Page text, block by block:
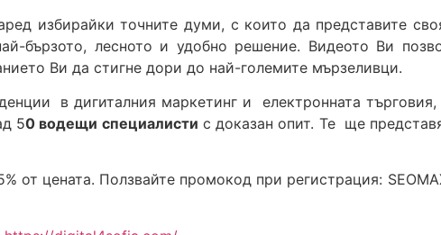
избирайки точните думи, с които да представите
бързото, лесното и удобно решение. Видеото Ви
Ви да стигне дори до най-големите мързеливци.
в дигиталния маркетинг и електронната търговия,
50 водещи специалисти с доказан опит. Те ще
от цената. Ползвайте промокод при регистрация: